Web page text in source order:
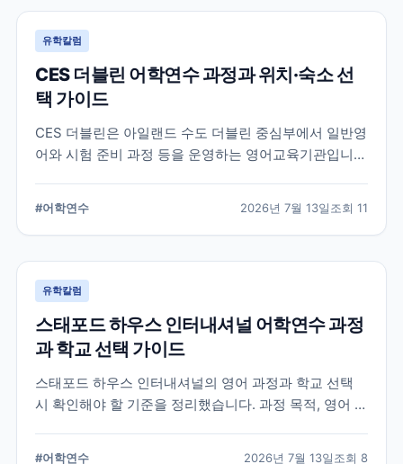
유학칼럼
CES 더블린 어학연수 과정과 위치·숙소 선
택 가이드
CES 더블린은 아일랜드 수도 더블린 중심부에서 일반영
어와 시험 준비 과정 등을 운영하는 영어교육기관입니
#어학연수 2026년 7월 13일조회 11
유학칼럼
스태포드 하우스 인터내셔널 어학연수 과정
과 학교 선택 가이드
스태포드 하우스 인터내셔널의 영어 과정과 학교 선택
시 확인해야 할 기준을 정리했습니다. 과정 목적, 영어 수
#어학연수 2026년 7월 13일조회 8